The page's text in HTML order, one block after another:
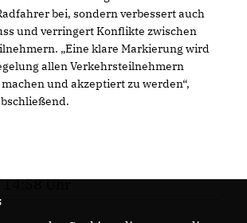
bei, sondern verbessert auch
und verringert Konflikte zwischen
„Eine klare Markierung wird
allen Verkehrsteilnehmern
und akzeptiert zu werden“,
Uhr